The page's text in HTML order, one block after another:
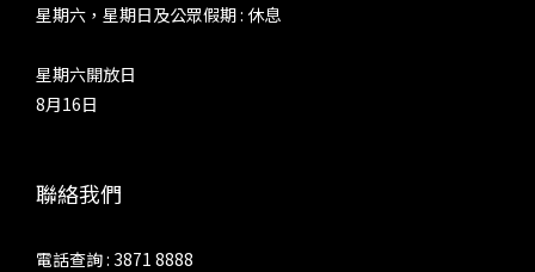
星期六，星期日及公眾假期 : 休息
星期六開放日
8月16日
聯絡我們
電話查詢 : 3871 8888